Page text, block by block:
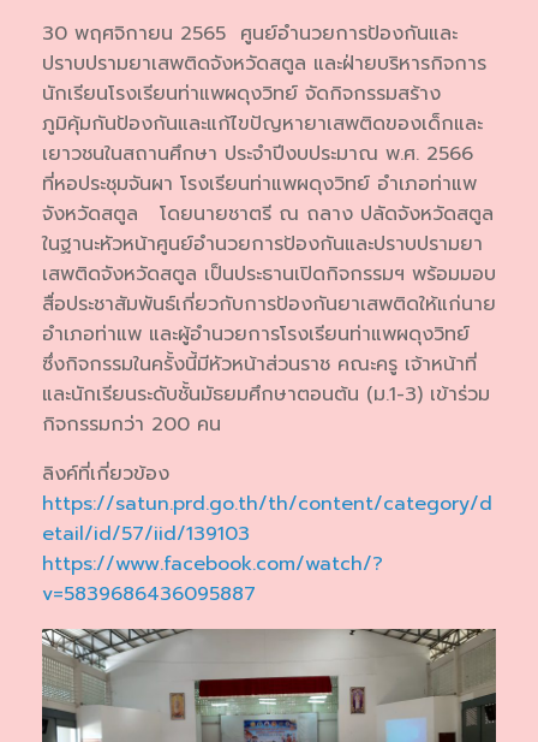
30 พฤศจิกายน 2565 ศูนย์อำนวยการป้องกันและ
ปราบปรามยาเสพติดจังหวัดสตูล และฝ่ายบริหารกิจการ
นักเรียนโรงเรียนท่าแพผดุงวิทย์ จัดกิจกรรมสร้าง
ภูมิคุ้มกันป้องกันและแก้ไขปัญหายาเสพติดของเด็กและ
เยาวชนในสถานศึกษา ประจำปีงบประมาณ พ.ศ. 2566
ที่หอประชุมจันผา โรงเรียนท่าแพผดุงวิทย์ อำเภอท่าแพ
จังหวัดสตูล โดยนายชาตรี ณ ถลาง ปลัดจังหวัดสตูล
ในฐานะหัวหน้าศูนย์อำนวยการป้องกันและปราบปรามยา
เสพติดจังหวัดสตูล เป็นประธานเปิดกิจกรรมฯ พร้อมมอบ
สื่อประชาสัมพันธ์เกี่ยวกับการป้องกันยาเสพติดให้แก่นาย
อำเภอท่าแพ และผู้อำนวยการโรงเรียนท่าแพผดุงวิทย์
ซึ่งกิจกรรมในครั้งนี้มีหัวหน้าส่วนราช คณะครู เจ้าหน้าที่
และนักเรียนระดับชั้นมัธยมศึกษาตอนต้น (ม.1-3) เข้าร่วม
กิจกรรมกว่า 200 คน
ลิงค์ที่เกี่ยวข้อง
https://satun.prd.go.th/th/content/category/d
etail/id/57/iid/139103
https://www.facebook.com/watch/?
v=5839686436095887